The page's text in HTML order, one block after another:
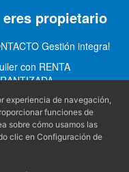
Producido por
experiencia de navegación,
funciones de
sobre cómo usamos las
clic en Configuración de